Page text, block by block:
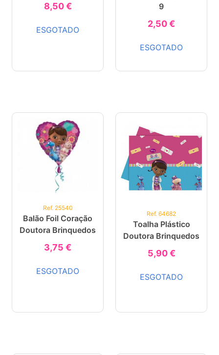
8,50 €
ESGOTADO
9
2,50 €
ESGOTADO
Ref. 25540
Balão Foil Coração
Doutora Brinquedos
3,75 €
ESGOTADO
Ref. 64682
Toalha Plástico
Doutora Brinquedos
5,90 €
ESGOTADO